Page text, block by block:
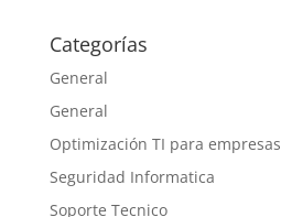
Categorías
General
General
Optimización TI para empresas
Seguridad Informatica
Soporte Tecnico